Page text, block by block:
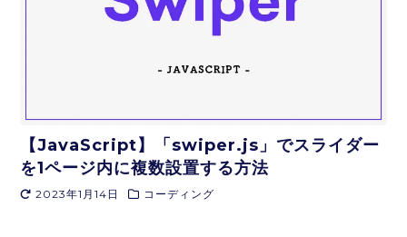
【JavaScript】「swiper.js」でスライダー
を1ページ内に複数設置する方法
2023年1月14日 コーディング